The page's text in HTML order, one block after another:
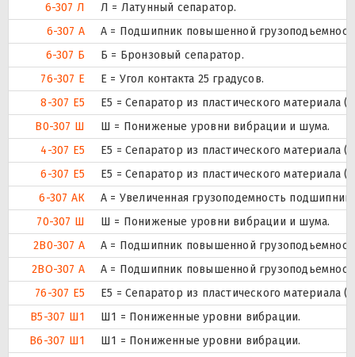
6-307 Л
Л = Латунный сепаратор.
6-307 А
А = Подшипник повышенной
6-307 Б
Б = Бронзовый сепаратор.
76-307 Е
E = Угол контакта 25 градусов.
8-307 Е5
Е5 = Сепаратор из пластического материала
В0-307 Ш
Ш = Пониженые уровни вибрации и шума.
4-307 Е5
Е5 = Сепаратор из пластического материала
6-307 Е5
Е5 = Сепаратор из пластического материала
6-307 АК
А = Увеличенная грузоподемность
70-307 Ш
Ш = Пониженые уровни вибрации и шума.
2В0-307 А
А = Подшипник повышенной
2ВО-307 А
А = Подшипник повышенной
76-307 Е5
Е5 = Сепаратор из пластического материала
В5-307 Ш1
Ш1 = Пониженные уровни вибрации.
В6-307 Ш1
Ш1 = Пониженные уровни вибрации.